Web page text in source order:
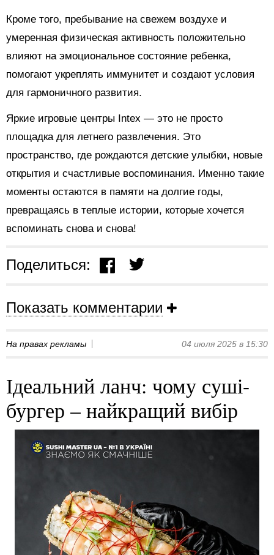
Кроме того, пребывание на свежем воздухе и
умеренная физическая активность положительно
влияют на эмоциональное состояние ребенка,
помогают укреплять иммунитет и создают условия
для гармоничного развития.
Яркие игровые центры Intex — это не просто
площадка для летнего развлечения. Это
пространство, где рождаются детские улыбки, новые
открытия и счастливые воспоминания. Именно такие
моменты остаются в памяти на долгие годы,
превращаясь в теплые истории, которые хочется
вспоминать снова и снова!
Поделиться:
Показать комментарии
На правах рекламы 04 июля 2025 в 15:30
Ідеальний ланч: чому суші-
бургер – найкращий вибір